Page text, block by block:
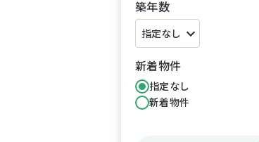
築年数
新着物件
指定なし
新着物件